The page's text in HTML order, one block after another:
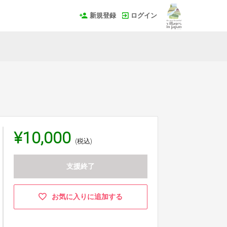
新規登録 ログイン
¥10,000 (税込)
支援終了
お気に入りに追加する